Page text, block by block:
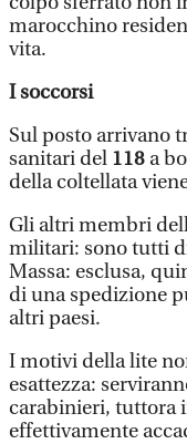
marocchino
vita.
I soccorsi
Sul posto arrivano
sanitari del 118 a
della coltellata
Gli altri membri
militari: sono tutti
Massa: esclusa,
di una spedizione
altri paesi.
I motivi della lite
esattezza:
carabinieri, tuttora
effettivamente